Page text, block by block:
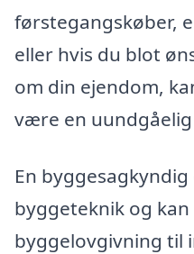
førstegangskøber,
eller hvis du blot
om din ejendom,
være en
En
byggeteknik og
byggelovgivning til